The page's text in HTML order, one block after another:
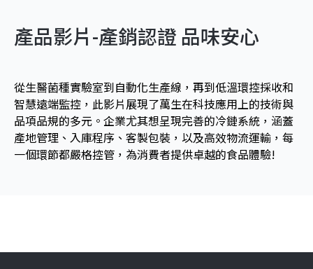
產品影片-產銷認證 品味安心
從⽣醫菌種實驗室到⾃動化⽣產線，再到低溫環控採收和
智慧遠端監控，此影片展現了萬生在科技應用上的技術與
品項品規的多元。企業尤其想呈現完善的冷鏈系統，涵蓋
產地管理、入庫程序、客製包裝，以及高效物流運輸，每
一個環節都嚴格控管，為消費者提供卓越的食品體驗!